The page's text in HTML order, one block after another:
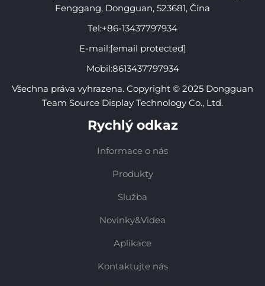
Fenggang, Dongguan, 523681, Čína
Tel:+86-13437797934
E-mail:[email protected]
Mobil:8613437797934
Všechna práva vyhrazena. Copyright © 2025 Dongguan
Team Source Display Technology Co., Ltd.
Rychlý odkaz
Informace o nás
Produkty
Služba
Novinky&Videa
Aplikace
Kontaktujte nás